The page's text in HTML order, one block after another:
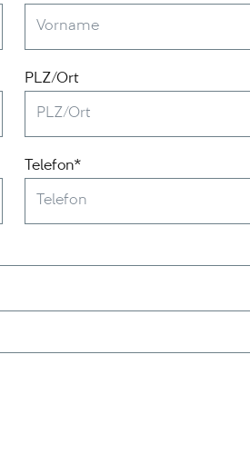
PLZ/Ort
Telefon*